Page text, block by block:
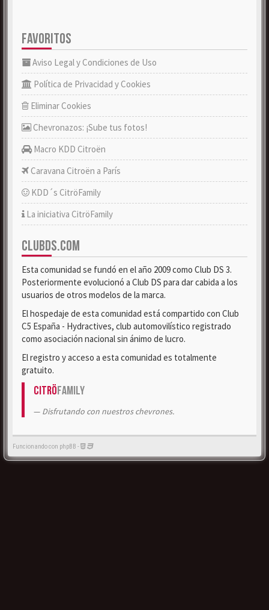
FAVORITOS
Aviso Legal y Condiciones de Uso
Política de Privacidad y Cookies
Eliminar Cookies
Chevronazos: ¡Sube tus fotos!
Macro KDD Citroën
Caravana Citroën a París
KDD´s CitröFamily
La iniciativa CitröFamily
CLUBDS.COM
Esta comunidad se fundó en el año 2009 como Club DS 3.
Posteriormente evolucionó a Club DS para dar cabida a los
usuarios de otros modelos de la marca.
El hospedaje de esta comunidad está compartido con Club
C5 España - Hydractives, club automovilístico registrado
como asociación nacional sin ánimo de lucro.
El registro y acceso a esta comunidad es totalmente
gratuito.
CitröFamily
Disfrutando con nuestros chevrones.
Funcionando con phpBB -